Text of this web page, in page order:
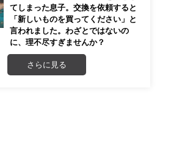
てしまった息子。交換を依頼すると
「新しいものを買ってください」と
言われました。わざとではないの
に、理不尽すぎませんか？
さらに見る